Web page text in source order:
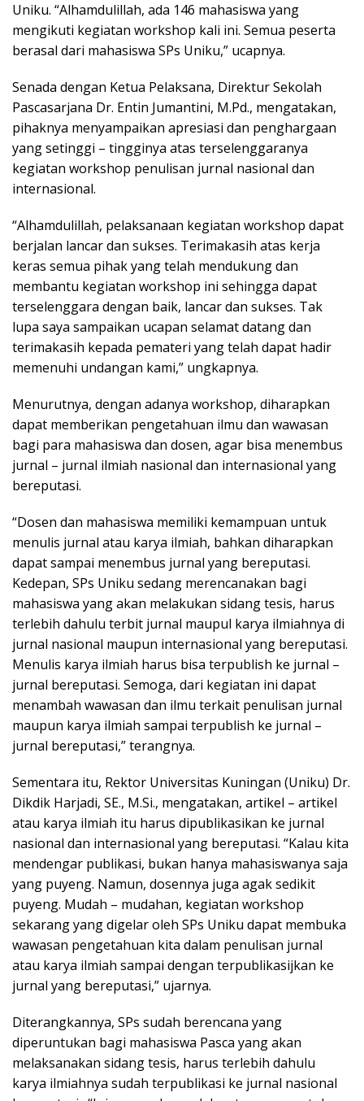
Uniku. “Alhamdulillah, ada 146 mahasiswa yang
mengikuti kegiatan workshop kali ini. Semua peserta
berasal dari mahasiswa SPs Uniku,” ucapnya.
Senada dengan Ketua Pelaksana, Direktur Sekolah
Pascasarjana Dr. Entin Jumantini, M.Pd., mengatakan,
pihaknya menyampaikan apresiasi dan penghargaan
yang setinggi – tingginya atas terselenggaranya
kegiatan workshop penulisan jurnal nasional dan
internasional.
“Alhamdulillah, pelaksanaan kegiatan workshop dapat
berjalan lancar dan sukses. Terimakasih atas kerja
keras semua pihak yang telah mendukung dan
membantu kegiatan workshop ini sehingga dapat
terselenggara dengan baik, lancar dan sukses. Tak
lupa saya sampaikan ucapan selamat datang dan
terimakasih kepada pemateri yang telah dapat hadir
memenuhi undangan kami,” ungkapnya.
Menurutnya, dengan adanya workshop, diharapkan
dapat memberikan pengetahuan ilmu dan wawasan
bagi para mahasiswa dan dosen, agar bisa menembus
jurnal – jurnal ilmiah nasional dan internasional yang
bereputasi.
“Dosen dan mahasiswa memiliki kemampuan untuk
menulis jurnal atau karya ilmiah, bahkan diharapkan
dapat sampai menembus jurnal yang bereputasi.
Kedepan, SPs Uniku sedang merencanakan bagi
mahasiswa yang akan melakukan sidang tesis, harus
terlebih dahulu terbit jurnal maupul karya ilmiahnya di
jurnal nasional maupun internasional yang bereputasi.
Menulis karya ilmiah harus bisa terpublish ke jurnal –
jurnal bereputasi. Semoga, dari kegiatan ini dapat
menambah wawasan dan ilmu terkait penulisan jurnal
maupun karya ilmiah sampai terpublish ke jurnal –
jurnal bereputasi,” terangnya.
Sementara itu, Rektor Universitas Kuningan (Uniku) Dr.
Dikdik Harjadi, SE., M.Si., mengatakan, artikel – artikel
atau karya ilmiah itu harus dipublikasikan ke jurnal
nasional dan internasional yang bereputasi. “Kalau kita
mendengar publikasi, bukan hanya mahasiswanya saja
yang puyeng. Namun, dosennya juga agak sedikit
puyeng. Mudah – mudahan, kegiatan workshop
sekarang yang digelar oleh SPs Uniku dapat membuka
wawasan pengetahuan kita dalam penulisan jurnal
atau karya ilmiah sampai dengan terpublikasijkan ke
jurnal yang bereputasi,” ujarnya.
Diterangkannya, SPs sudah berencana yang
diperuntukan bagi mahasiswa Pasca yang akan
melaksanakan sidang tesis, harus terlebih dahulu
karya ilmiahnya sudah terpublikasi ke jurnal nasional